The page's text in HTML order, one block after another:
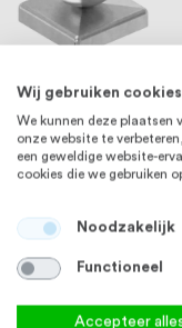
Wij gebruiken cookies
We kunnen deze plaatsen
onze website te
een geweldige website-
cookies die we gebruiken
Noodzakelijk
Functioneel
Accepteer